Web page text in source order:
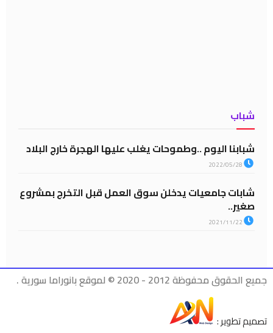
شباب
شبابنا اليوم ..وطموحات يغلب عليها الهجرة خارج البلاد
شابات جامعيات يدخلن سوق العمل قبل التخرج بمشروع
صغير..
جميع الحقوق محفوظة 2012 - 2020 © لموقع بانوراما سورية .
تصميم تطوير :